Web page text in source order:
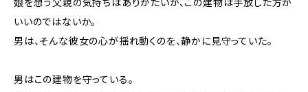
娘を想う父親の気持ちはありがたいが、この建物は手放した方が
いいのではないか。
男は、そんな彼女の心が揺れ動くのを、静かに見守っていた。
男はこの建物を守っている。